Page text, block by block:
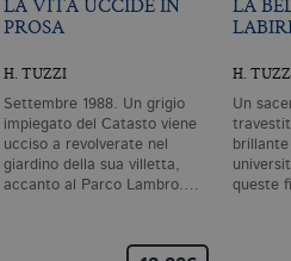
LA VITA UCCIDE IN
PROSA
H. TUZZI
Settembre 1988. Un grigio
impiegato del Catasto viene
ucciso a revolverate nel
giardino della sua villetta,
accanto al Parco Lambro.…
LA
H.
Un
queste
il
2 anni